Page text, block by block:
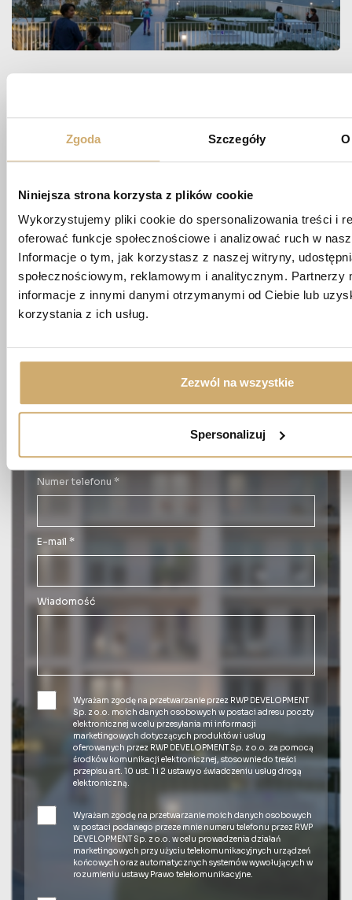
Zgoda Szczegóły
Niniejsza strona korzysta z plików cookie
Wykorzystujemy pliki cookie do spersonalizowania treści i
oferować funkcje społecznościowe i analizować ruch w
Informacje o tym, jak korzystasz z naszej witryny,
społecznościowym, reklamowym i analitycznym. Partnerzy
informacje z innymi danymi otrzymanymi od Ciebie lub
korzystania z ich usług.
Zezwól na wszystkie
Spersonalizuj
O MIESZKANIE
biuro@apartamentypoligonowa.pl
+48 881 737 573
+48 663 689 911
ul. Wędrowna 1/87,
20-819 Lublin
Imię *
Numer telefonu *
E-mail *
Wiadomość
Wyrażam zgodę na przetwarzanie przez RWP DEVELOPMENT
Sp. z o.o. moich danych osobowych w postaci adresu poczty
elektronicznej w celu przesyłania mi informacji
marketingowych dotyczących produktów i usług
oferowanych przez RWP DEVELOPMENT Sp. z o.o. za pomocą
środków komunikacji elektronicznej, stosownie do treści
przepisu art. 10 ust. 1 i 2 ustawy o świadczeniu usług drogą
elektroniczną.
Wyrażam zgodę na przetwarzanie moich danych osobowych
w postaci podanego przeze mnie numeru telefonu przez RWP
DEVELOPMENT Sp. z o.o. w celu prowadzenia działań
marketingowych przy użyciu telekomunikacyjnych urządzeń
końcowych oraz automatycznych systemów wywołujących w
rozumieniu ustawy Prawo telekomunikacyjne.